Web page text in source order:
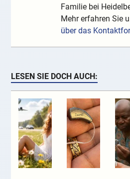
Familie bei
Mehr erfahren Sie
über das
LESEN SIE DOCH AUCH: